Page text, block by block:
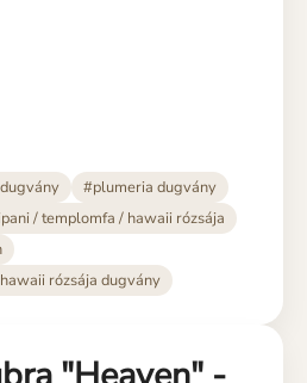
#plumeria dugvány
/ templomfa / hawaii rózsája
rózsája dugvány